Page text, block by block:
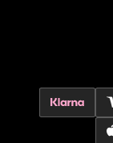
Åpent i dag